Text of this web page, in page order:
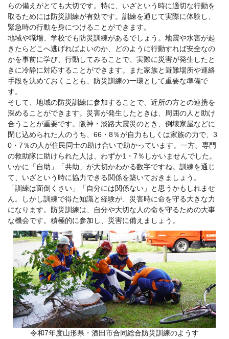
らの備えがとても大切です。特に、いざという時に適切な行動を
取るためには防災訓練が有効です。訓練を通じて実際に体験し、
緊急時の行動を身につけることができます。
地域や職場、学校でも防災訓練があるでしょう。地震や水害が起
きたらどこへ逃げればよいのか、どのように行動すれば安全なの
かを事前に学び、行動してみることで、実際に災害が発生したと
きに冷静に対応することができます。また家族と避難場所や連絡
手段を決めておくことも、防災訓練の一環として重要な準備で
す。
そして、地域の防災訓練に参加することで、近所の方との連携を
深めることができます。災害が発生したときは、周囲の人と助け
合うことが重要です。阪神・淡路大震災のとき、倒壊家屋などに
閉じ込められた人のうち、66・8％が自力もしくは家族の力で、3
0・7％の人が住民同士の助け合いで助かっています。一方、専門
の救助隊に助けられた人は、わずか1・7％しかいませんでした。
いかに「自助」「共助」が大切かわかる数字ですね。訓練を通じ
て、いざという時に協力できる関係を築いておきましょう。
「訓練は面倒くさい」「自分には関係ない」と思うかもしれませ
ん。しかし訓練で得た知識と経験が、災害時に命を守る大きな力
になります。防災訓練は、自分や大切な人の命を守るための大事
な機会です。積極的に参加し、災害に備えましょう。
令和7年度山形県・酒田市合同総合防災訓練のようす